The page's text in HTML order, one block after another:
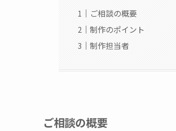
ご相談の概要
制作のポイント
制作担当者
ご相談の概要